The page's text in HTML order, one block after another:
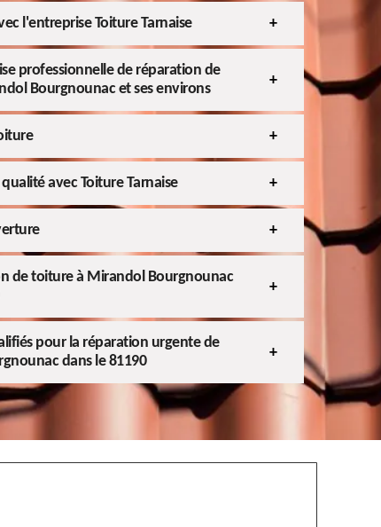
l'entreprise Toiture Tarnaise
professionnelle de réparation de
Bourgnounac et ses environs
avec Toiture Tarnaise
de toiture à Mirandol Bourgnounac
pour la réparation urgente de
dans le 81190